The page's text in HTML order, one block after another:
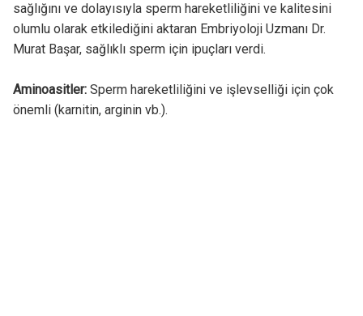
sağlığını ve dolayısıyla sperm hareketliliğini ve kalitesini
olumlu olarak etkilediğini aktaran Embriyoloji Uzmanı Dr.
Murat Başar, sağlıklı sperm için ipuçları verdi.
Aminoasitler:Sperm hareketliliğini ve işlevselliği için çok
önemli (karnitin, arginin vb.).